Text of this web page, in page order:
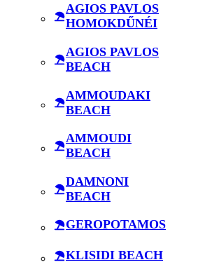
AGIOS PAVLOS
HOMOKDŰNÉI
AGIOS PAVLOS
BEACH
AMMOUDAKI
BEACH
AMMOUDI
BEACH
DAMNONI
BEACH
GEROPOTAMOS
KLISIDI BEACH